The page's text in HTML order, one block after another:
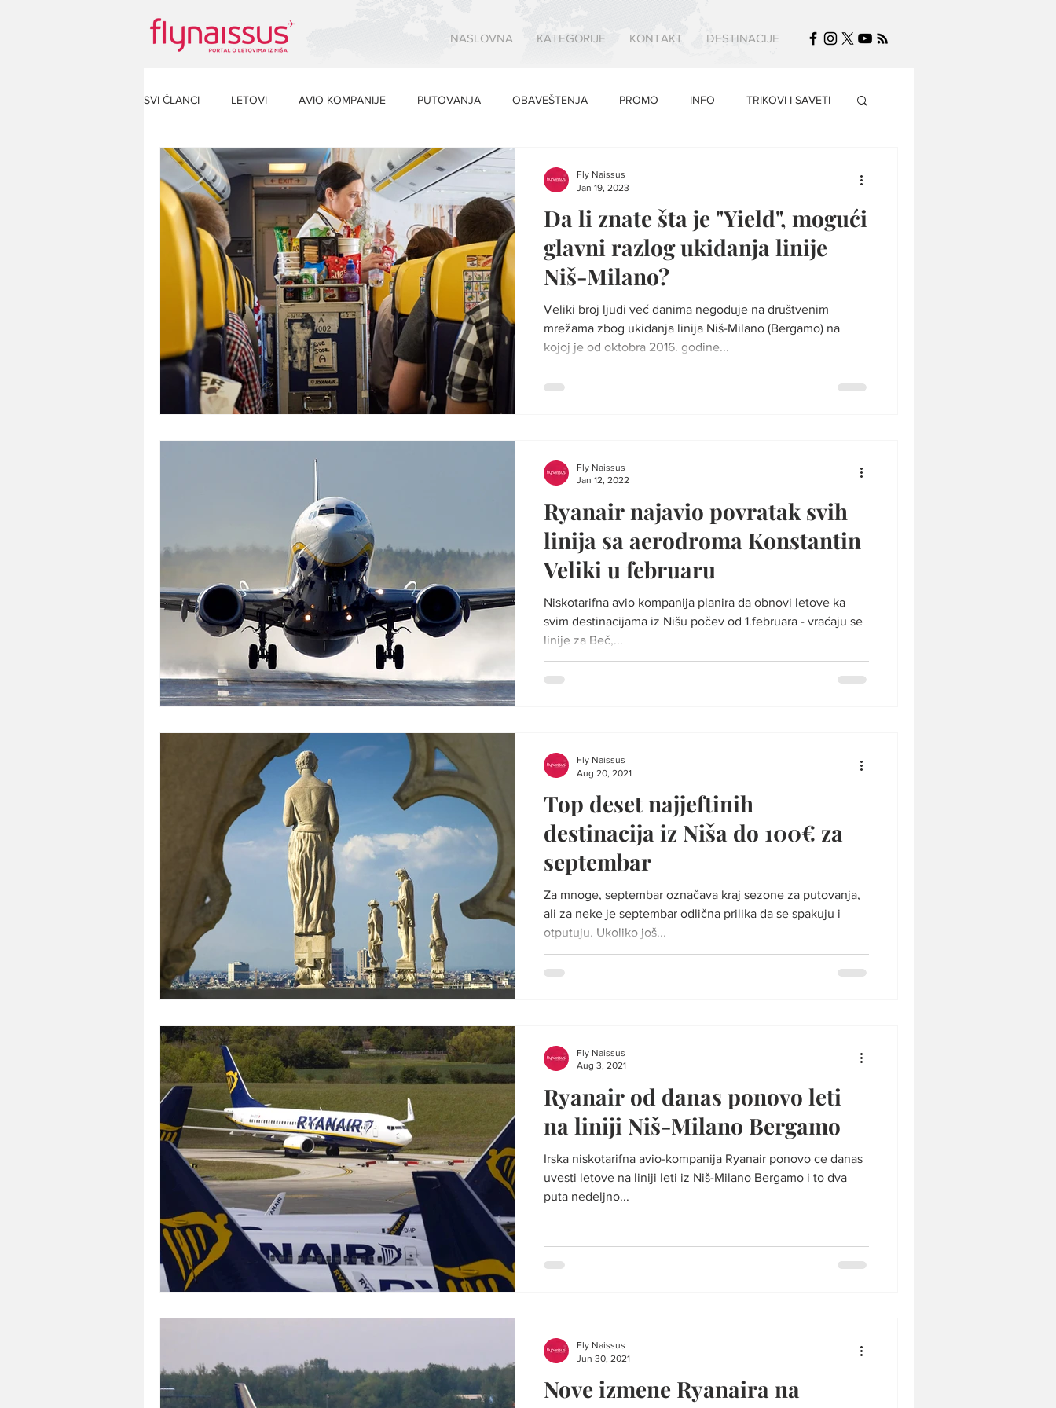
NASLOVNA KATEGORIJE KONTAKT DESTINACIJE
SVI ČLANCI LETOVI AVIO KOMPANIJE PUTOVANJA OBAVEŠTENJA PROMO INFO TRIKOVI I SAVETI
Da li znate šta je "Yield", mogući
glavni razlog ukidanja linije
Niš-Milano?
Veliki broj ljudi već danima negoduje na društvenim
mrežama zbog ukidanja linija Niš-Milano (Bergamo) na
kojoj je od oktobra 2016. godine...
Fly Naissus
Jan 19, 2023
Ryanair najavio povratak svih
linija sa aerodroma Konstantin
Veliki u februaru
Niskotarifna avio kompanija planira da obnovi letove ka
svim destinacijama iz Nišu počev od 1.februara - vraćaju se
linije za Beč,...
Fly Naissus
Jan 12, 2022
Top deset najjeftinih
destinacija iz Niša do 100€ za
septembar
Za mnoge, septembar označava kraj sezone za putovanja,
ali za neke je septembar odlična prilika da se spakuju i
otputuju. Ukoliko još...
Fly Naissus
Aug 20, 2021
Ryanair od danas ponovo leti
na liniji Niš-Milano Bergamo
Irska niskotarifna avio-kompanija Ryanair ponovo ce danas
uvesti letove na liniji leti iz Niš-Milano Bergamo i to dva
puta nedeljno...
Fly Naissus
Aug 3, 2021
Nove izmene Ryanaira na
Fly Naissus
Jun 30, 2021